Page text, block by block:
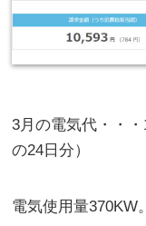
3月の電気代・・
の24日分）
電気使用量370KW。